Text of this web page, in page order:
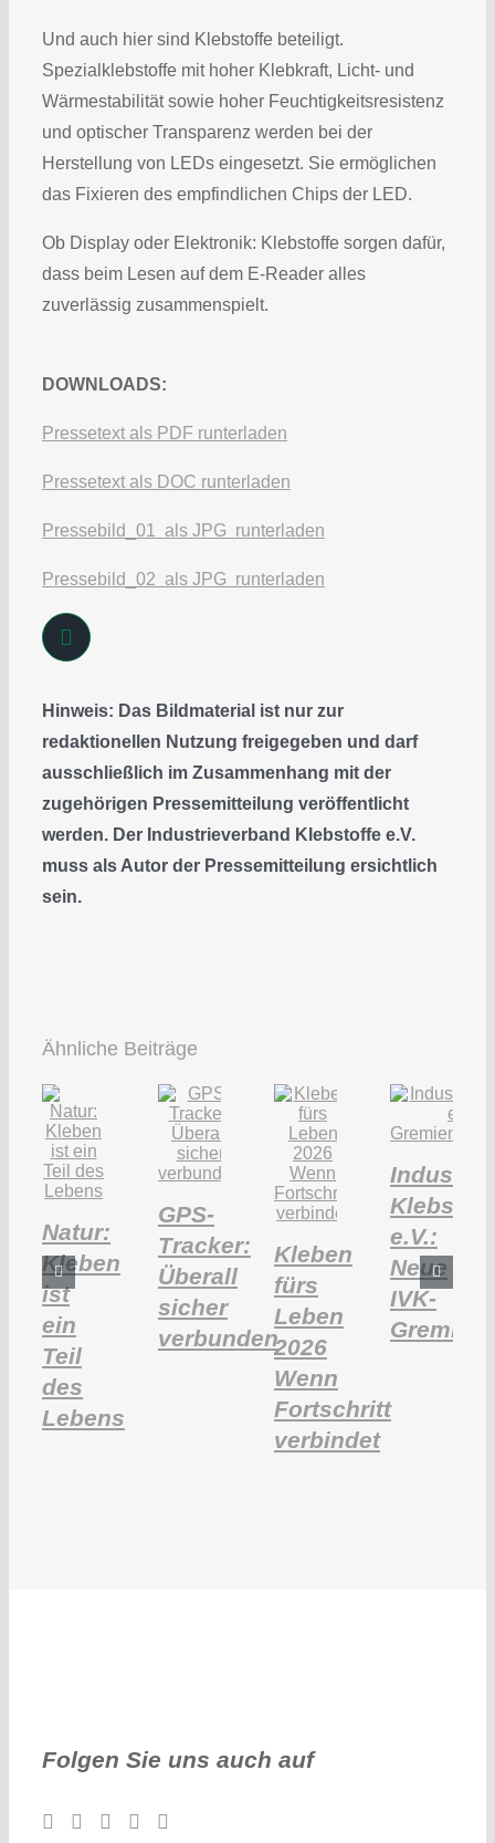
Und auch hier sind Klebstoffe beteiligt.
Spezialklebstoffe mit hoher Klebkraft, Licht- und
Wärmestabilität sowie hoher Feuchtigkeitsresistenz
und optischer Transparenz werden bei der
Herstellung von LEDs eingesetzt. Sie ermöglichen
das Fixieren des empfindlichen Chips der LED.
Ob Display oder Elektronik: Klebstoffe sorgen dafür,
dass beim Lesen auf dem E-Reader alles
zuverlässig zusammenspielt.
DOWNLOADS:
Pressetext als PDF runterladen
Pressetext als DOC runterladen
Pressebild_01 als JPG runterladen
Pressebild_02 als JPG runterladen
Hinweis: Das Bildmaterial ist nur zur
redaktionellen Nutzung freigegeben und darf
ausschließlich im Zusammenhang mit der
zugehörigen Pressemitteilung veröffentlicht
werden. Der Industrieverband Klebstoffe e.V.
muss als Autor der Pressemitteilung ersichtlich
sein.
Ähnliche Beiträge
Natur:
Kleben
ist
ein
Teil
des
Lebens
GPS-
Tracker:
Überall
sicher
verbunden
Kleben
fürs
Leben
2026
Wenn
Fortschritt
verbindet
e.V.:
Neue
IVK-
Folgen Sie uns auch auf